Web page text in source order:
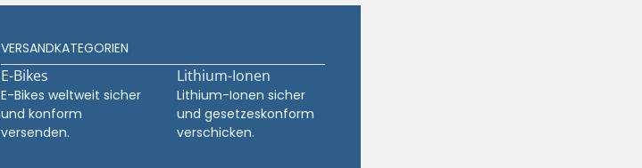
VERSANDKATEGORIEN
E-Bikes
E-Bikes weltweit sicher
und konform
versenden.
Lithium-Ionen
Lithium-Ionen sicher
und gesetzeskonform
verschicken.